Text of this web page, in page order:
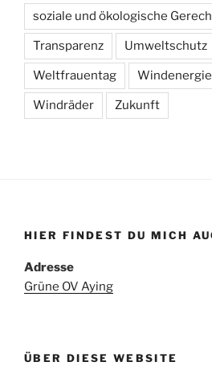
soziale und ökologische
Transparenz Umweltschutz
Weltfrauentag Windenergie
Windräder Zukunft
HIER FINDEST DU MICH
Adresse
Grüne OV Aying
ÜBER DIESE WEBSITE